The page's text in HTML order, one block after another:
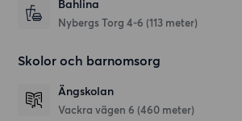
Bahlina
Nybergs Torg 4-6 (113 meter)
Skolor och barnomsorg
Ängskolan
Vackra vägen 6 (460 meter)